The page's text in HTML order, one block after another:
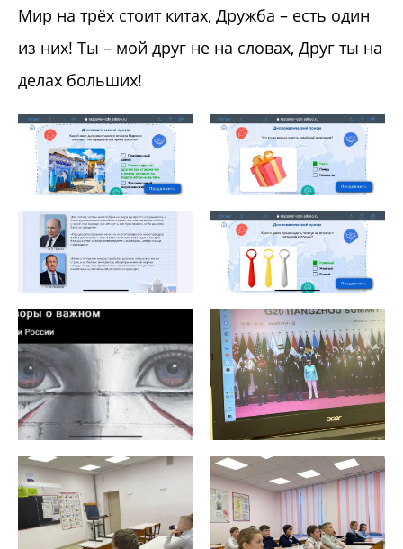
Мир на трёх стоит китах, Дружба – есть один
из них! Ты – мой друг не на словах, Друг ты на
делах больших!